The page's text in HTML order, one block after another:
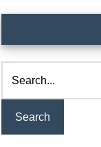
Sidebar